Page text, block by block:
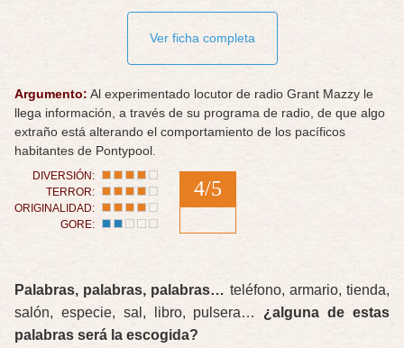
Ver ficha completa
Argumento: Al experimentado locutor de radio Grant Mazzy le
llega información, a través de su programa de radio, de que algo
extraño está alterando el comportamiento de los pacíficos
habitantes de Pontypool.
DIVERSIÓN:
TERROR:
ORIGINALIDAD:
GORE:
4/5
Palabras, palabras, palabras… teléfono, armario, tienda,
salón, especie, sal, libro, pulsera… ¿alguna de estas
palabras será la escogida?